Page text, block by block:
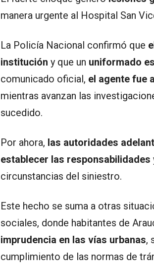
manera urgente al Hospital San
La Policía Nacional confirmó que
institución y que un uniformado
comunicado oficial, el agente fue
mientras avanzan las
sucedido.
Por ahora, las autoridades
establecer las responsabilidades
circunstancias del siniestro.
Este hecho se suma a otras
sociales, donde habitantes de
imprudencia en las vías urbanas,
cumplimiento de las normas de